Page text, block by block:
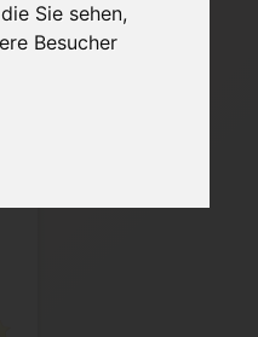
Sie sehen,
Besucher